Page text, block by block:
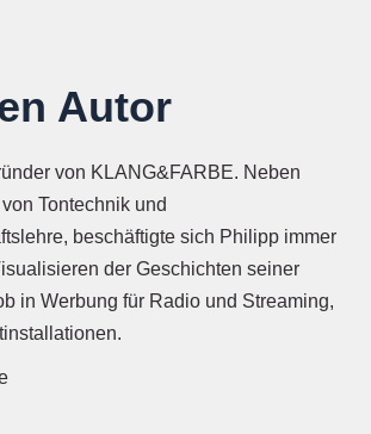
Autor
von KLANG&FARBE. Neben
Tontechnik und
beschäftigte sich Philipp immer
der Geschichten seiner
in Werbung für Radio und Streaming,